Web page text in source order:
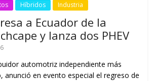
Híbridos Industria
a Ecuador de la
y lanza dos PHEV
automotriz independiente más
anunció en evento especial el regreso de